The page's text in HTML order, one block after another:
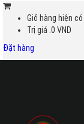
Giỏ hàng hiện có
Trị giá .0 VND
Đặt hàng